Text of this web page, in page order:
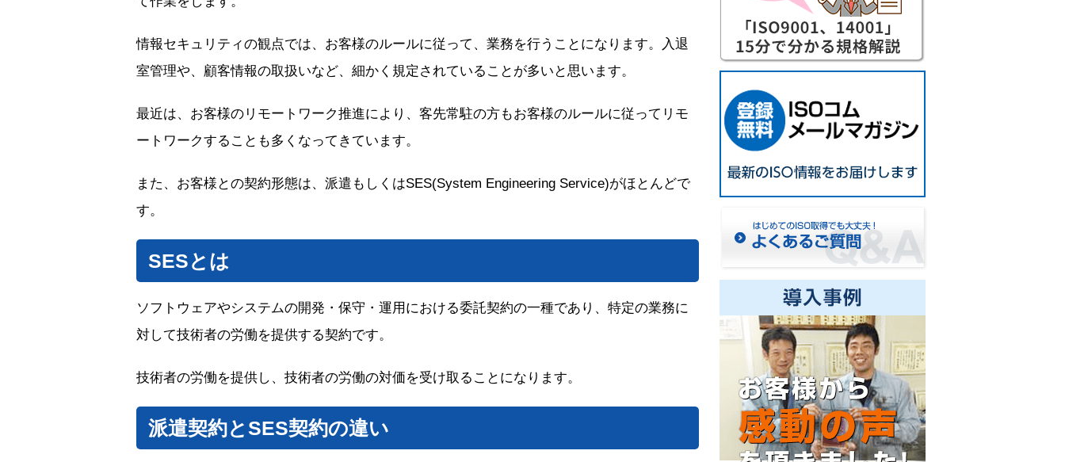
情報セキュリティの観点では、お客様のルールに従って、業務を行うことになります。入退
室管理や、顧客情報の取扱いなど、細かく規定されていることが多いと思います。
最近は、お客様のリモートワーク推進により、客先常駐の方もお客様のルールに従ってリモ
ートワークすることも多くなってきています。
また、お客様との契約形態は、派遣もしくはSES(System Engineering Service)がほとんどで
す。
SESとは
ソフトウェアやシステムの開発・保守・運用における委託契約の一種であり、特定の業務に
対して技術者の労働を提供する契約です。
技術者の労働を提供し、技術者の労働の対価を受け取ることになります。
派遣契約とSES契約の違い